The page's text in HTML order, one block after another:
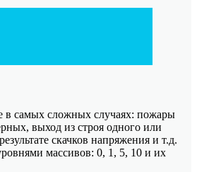
в самых сложных случаях: пожары
выход из строя одного или
скачков напряжения и т.д.
массивов: 0, 1, 5, 10 и их